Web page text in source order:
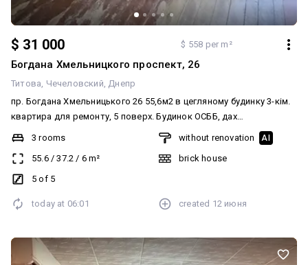
$ 31 000 $ 558 per m²
Богдана Хмельницкого проспект, 26
Титова Чечеловский Днепр
пр. Богдана Хмельницького 26 55,6м2 в цегляному будинку 3-кім.
квартира для ремонту, 5 поверх. Будинок ОСББ, дах
відремонтовано. У квартирі встановлені металопластикові
вікна. У квартирі встановлені нові пластикові труби
водопостачання та повністю замінено систему центрального
опалення. Квартира дуже тепла, не кутова.
3 rooms
55.6/37.2 / 6m²
5 of 5
without renovation AI
brick house
today at 06:01 created 12 июня